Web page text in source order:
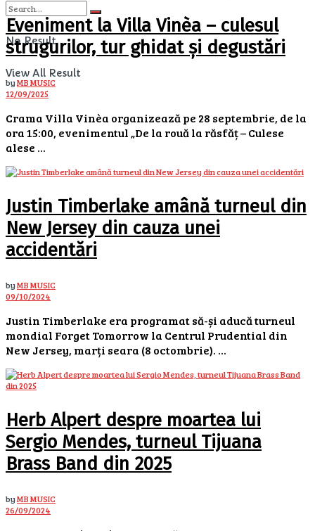
No Result
View All Result
Eveniment la Villa Vinèa – culesul
strugurilor, tur ghidat și degustări
byMB MUSIC
12/09/2025
Crama Villa Vinèa organizează pe 28 septembrie, de la
ora 15:00, evenimentul „De la rouă la răsfăț – Culese
alese ...
Justin Timberlake amână turneul din
New Jersey din cauza unei
accidentări
byMB MUSIC
09/10/2024
Justin Timberlake era programat să-și aducă turneul
mondial Forget Tomorrow la Centrul Prudential din
New Jersey, marți seara (8 octombrie). ...
Herb Alpert despre moartea lui
Sergio Mendes, turneul Tijuana
Brass Band din 2025
byMB MUSIC
26/09/2024